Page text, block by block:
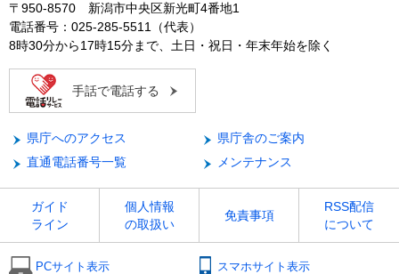
〒950-8570 新潟市中央区新光町4番地1
電話番号：025-285-5511（代表）
8時30分から17時15分まで、土日・祝日・年末年始を除く
手話で電話する
県庁へのアクセス
県庁舎のご案内
直通電話番号一覧
メンテナンス
ガイド
ライン
個人情報
の取扱い
免責事項
RSS配信
について
PCサイト表示 スマホサイト表示